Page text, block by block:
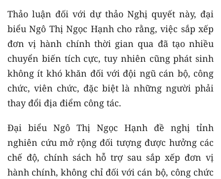
Thảo luận đối với dự thảo Nghị quyết này, đại
biểu Ngô Thị Ngọc Hạnh cho rằng, việc sắp xếp
đơn vị hành chính thời gian qua đã tạo nhiều
chuyển biến tích cực, tuy nhiên cũng phát sinh
không ít khó khăn đối với đội ngũ cán bộ, công
chức, viên chức, đặc biệt là những người phải
thay đổi địa điểm công tác.
Đại biểu Ngô Thị Ngọc Hạnh đề nghị tỉnh
nghiên cứu mở rộng đối tượng được hưởng các
chế độ, chính sách hỗ trợ sau sắp xếp đơn vị
hành chính, không chỉ đối với cán bộ, công chức